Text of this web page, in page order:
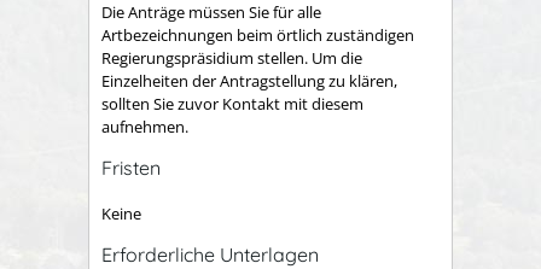
Die Anträge müssen Sie für alle
Artbezeichnungen beim örtlich zuständigen
Regierungspräsidium stellen. Um die
Einzelheiten der Antragstellung zu klären,
sollten Sie zuvor Kontakt mit diesem
aufnehmen.
Fristen
Keine
Erforderliche Unterlagen